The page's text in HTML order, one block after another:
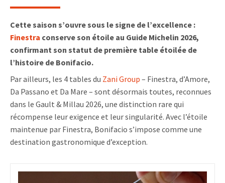
Cette saison s’ouvre sous le signe de l’excellence :
Finestra conserve son étoile au Guide Michelin 2026,
confirmant son statut de première table étoilée de
l’histoire de Bonifacio.
Par ailleurs, les 4 tables du Zani Group – Finestra, d’Amore,
Da Passano et Da Mare – sont désormais toutes, reconnues
dans le Gault & Millau 2026, une distinction rare qui
récompense leur exigence et leur singularité. Avec l’étoile
maintenue par Finestra, Bonifacio s’impose comme une
destination gastronomique d’exception.